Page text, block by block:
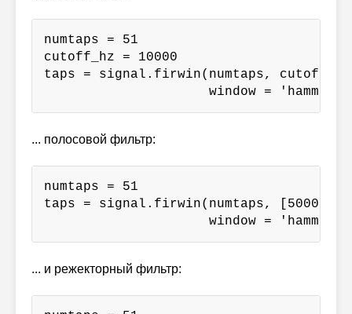
numtaps = 51
cutoff_hz = 10000
taps = signal.firwin(numtaps,
window =
... полосовой фильтр:
numtaps = 51
taps = signal.firwin(numtaps, [5000/
window =
... и режекторный фильтр: